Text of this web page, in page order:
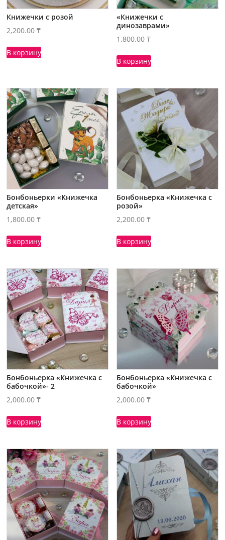
Книжечки с розой
2,200.00₸
В корзину
«Книжечки с
динозаврами»
1,800.00₸
В корзину
Бонбоньерки «Книжечка
детская»
1,800.00₸
В корзину
Бонбоньерка «Книжечка с
розой»
2,200.00₸
В корзину
Бонбоньерка «Книжечка с
бабочкой»- 2
2,000.00₸
В корзину
Бонбоньерка «Книжечка с
бабочкой»
2,000.00₸
В корзину